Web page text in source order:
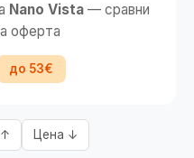
Nano Vista — сравни
оферта
до 53€
Цена ↓